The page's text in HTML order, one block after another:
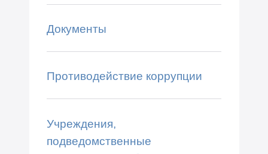
Документы
Противодействие коррупции
Учреждения,
подведомственные